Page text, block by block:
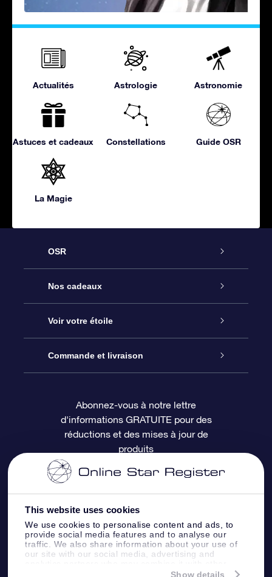
This website uses cookies
We use cookies to personalise content and ads, to
provide social media features and to analyse our
traffic. We also share information about your use of
our site with our social media, advertising and
information that you’ve provided to them or that
Show details
Actualités Astrologie Astronomie
Astuces et cadeaux Constellations Guide OSR
La Magie
OSR
Service
À propos de l’OSR
Nous contacter
Questions fréquemment posées
Revues
Nos cadeaux
Cadeau d’étoile en ligne
Coffret cadeau OSR
Carte cadeau OSR
Voir votre étoile
Registre des étoiles
Page d’accueil personnalisée
Appli Voler vers les étoiles
Commande et livraison
Informations de paiement
Informations d’expédition
Politique de retour
Constellations
Abonnez-vous à notre lettre
d'informations GRATUITE pour des
réductions et des mises à jour de
produits